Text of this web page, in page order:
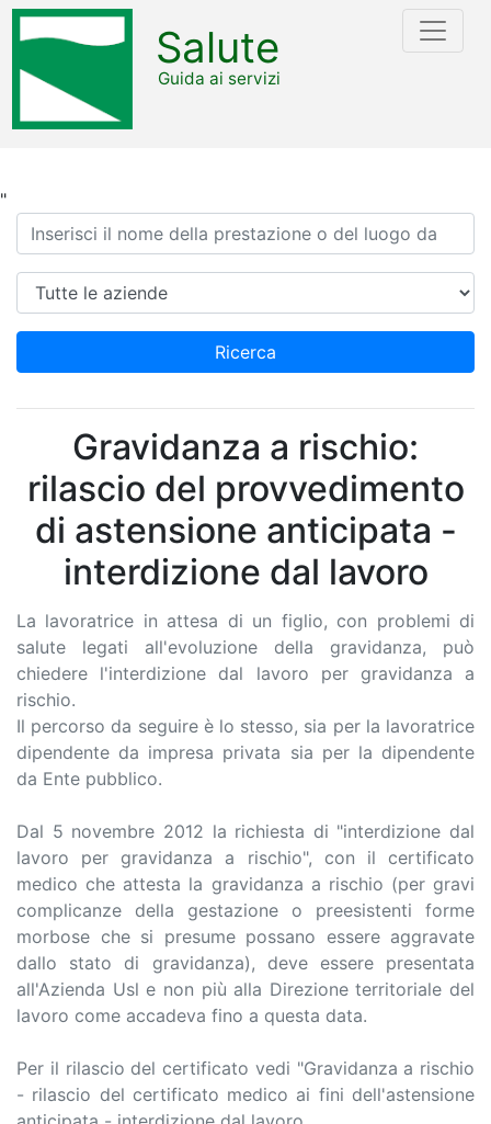
"
Salute
Guida ai servizi
Ricerca
Azienda
Ricerca
Gravidanza a rischio:
rilascio del provvedimento
di astensione anticipata -
interdizione dal lavoro
La lavoratrice in attesa di un figlio, con problemi di
salute legati all'evoluzione della gravidanza, può
chiedere l'interdizione dal lavoro per gravidanza a
rischio.
Il percorso da seguire è lo stesso, sia per la lavoratrice
dipendente da impresa privata sia per la dipendente
da Ente pubblico.
Dal 5 novembre 2012 la richiesta di "interdizione dal
lavoro per gravidanza a rischio", con il certificato
medico che attesta la gravidanza a rischio (per gravi
complicanze della gestazione o preesistenti forme
morbose che si presume possano essere aggravate
dallo stato di gravidanza), deve essere presentata
all'Azienda Usl e non più alla Direzione territoriale del
lavoro come accadeva fino a questa data.
Per il rilascio del certificato vedi "Gravidanza a rischio
- rilascio del certificato medico ai fini dell'astensione